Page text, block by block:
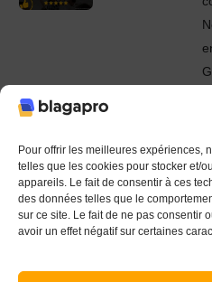
Pour offrir les meilleures expériences,
telles que les cookies pour stocker et/
appareils. Le fait de consentir à ces
des données telles que le
sur ce site. Le fait de ne pas consentir
avoir un effet négatif sur certaines
© 2022 - 2024 Blagapro.